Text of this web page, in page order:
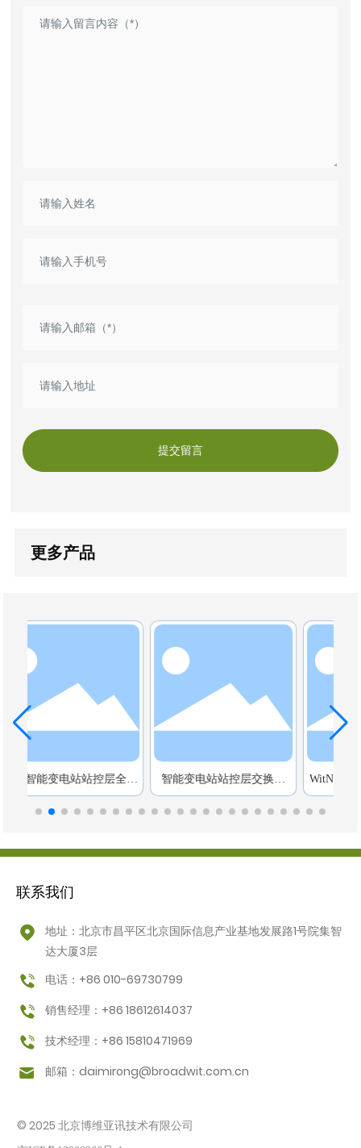
提交留言
更多产品
智能变电站站控层交换机
BWYX-3028-Z-E24G4
WitNet IES3012系列自主可
控交换机（机箱为导轨或壁
挂式结构）
联系我们
地址：北京市昌平区北京国际信息产业基地发展路1号院集智
达大厦3层
电话：+86 010-69730799
销售经理：+86 18612614037
技术经理：+86 15810471969
邮箱： daimirong@broadwit.com.cn
© 2025 北京博维亚讯技术有限公司